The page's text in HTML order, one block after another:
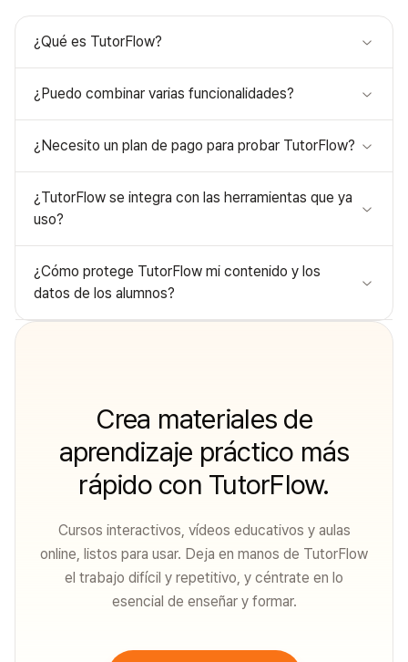
¿Qué es TutorFlow?
¿Puedo combinar varias funcionalidades?
¿Necesito un plan de pago para probar TutorFlow?
¿TutorFlow se integra con las herramientas que ya
uso?
¿Cómo protege TutorFlow mi contenido y los
datos de los alumnos?
Crea materiales de
aprendizaje práctico más
rápido con TutorFlow.
Cursos interactivos, vídeos educativos y aulas
online, listos para usar. Deja en manos de TutorFlow
el trabajo difícil y repetitivo, y céntrate en lo
esencial de enseñar y formar.